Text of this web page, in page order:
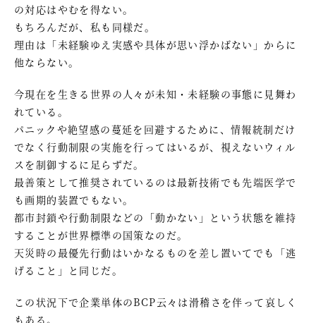
の対応はやむを得ない。
もちろんだが、私も同様だ。
理由は「未経験ゆえ実感や具体が思い浮かばない」からに
他ならない。
今現在を生きる世界の人々が未知・未経験の事態に見舞わ
れている。
パニックや絶望感の蔓延を回避するために、情報統制だけ
でなく行動制限の実施を行ってはいるが、視えないウィル
スを制御するに足らずだ。
最善策として推奨されているのは最新技術でも先端医学で
も画期的装置でもない。
都市封鎖や行動制限などの「動かない」という状態を維持
することが世界標準の国策なのだ。
天災時の最優先行動はいかなるものを差し置いてでも「逃
げること」と同じだ。
この状況下で企業単体のBCP云々は滑稽さを伴って哀しく
もある。